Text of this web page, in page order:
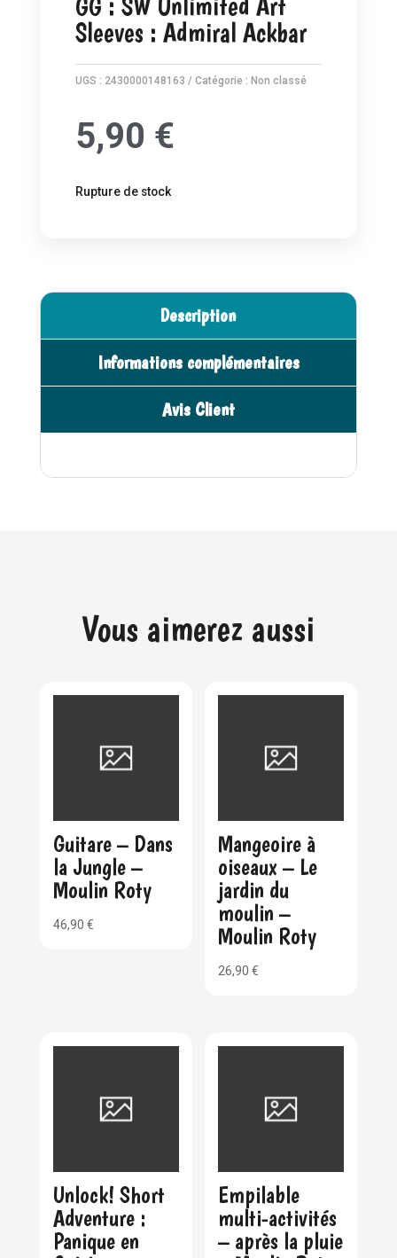
Sleeves : Admiral Ackbar
UGS : 2430000148163 Catégorie : Non classé
5,90 €
Rupture de stock
Description
Informations complémentaires
Avis Client
Vous aimerez aussi
Guitare – Dans
la Jungle –
Moulin Roty
46,90 €
Mangeoire à
oiseaux – Le
jardin du
moulin –
Moulin Roty
26,90€
Unlock! Short
Adventure :
Panique en
Empilable
multi-activités
– après la pluie